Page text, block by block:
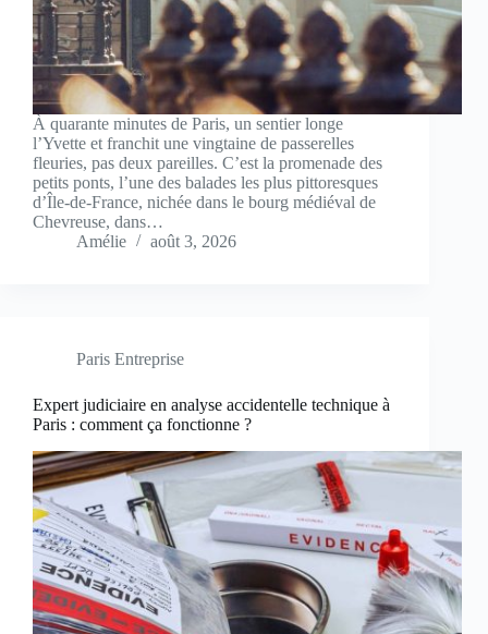
À quarante minutes de Paris, un sentier longe
l’Yvette et franchit une vingtaine de passerelles
fleuries, pas deux pareilles. C’est la promenade des
petits ponts, l’une des balades les plus pittoresques
d’Île-de-France, nichée dans le bourg médiéval de
Chevreuse, dans…
Amélie
août 3, 2026
Paris Entreprise
Expert judiciaire en analyse accidentelle technique à
Paris : comment ça fonctionne ?